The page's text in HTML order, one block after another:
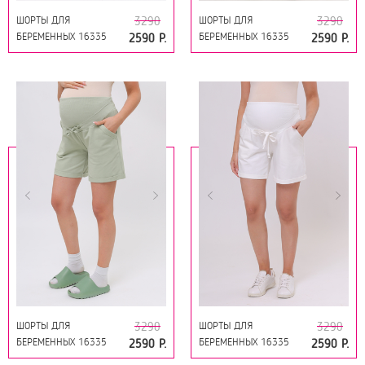
ШОРТЫ ДЛЯ
БЕРЕМЕННЫХ 16335
ХОЛОДНАЯ МЯТА
3290
2590 Р.
ШОРТЫ ДЛЯ
БЕРЕМЕННЫХ 16335
ОЛИВКОВЫЙ
3290
2590 Р.
ШОРТЫ ДЛЯ
БЕРЕМЕННЫХ 16335
ШАЛФЕЙ
3290
2590 Р.
ШОРТЫ ДЛЯ
БЕРЕМЕННЫХ 16335
МОЛОЧНЫЙ
3290
2590 Р.